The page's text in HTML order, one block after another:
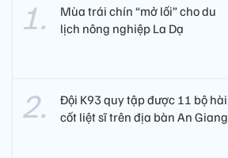
Mùa trái chín “mở lối” cho du
lịch nông nghiệp La Dạ
Đội K93 quy tập được 11 bộ hài
cốt liệt sĩ trên địa bàn An Giang